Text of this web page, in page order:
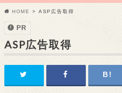
HOME ASP広告取得
PR
ASP広告取得